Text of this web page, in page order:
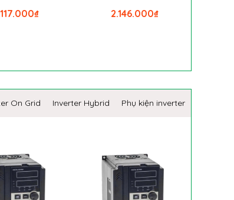
₫ ₫
2.146.000
On Grid Inverter Hybrid Phụ kiện inverter